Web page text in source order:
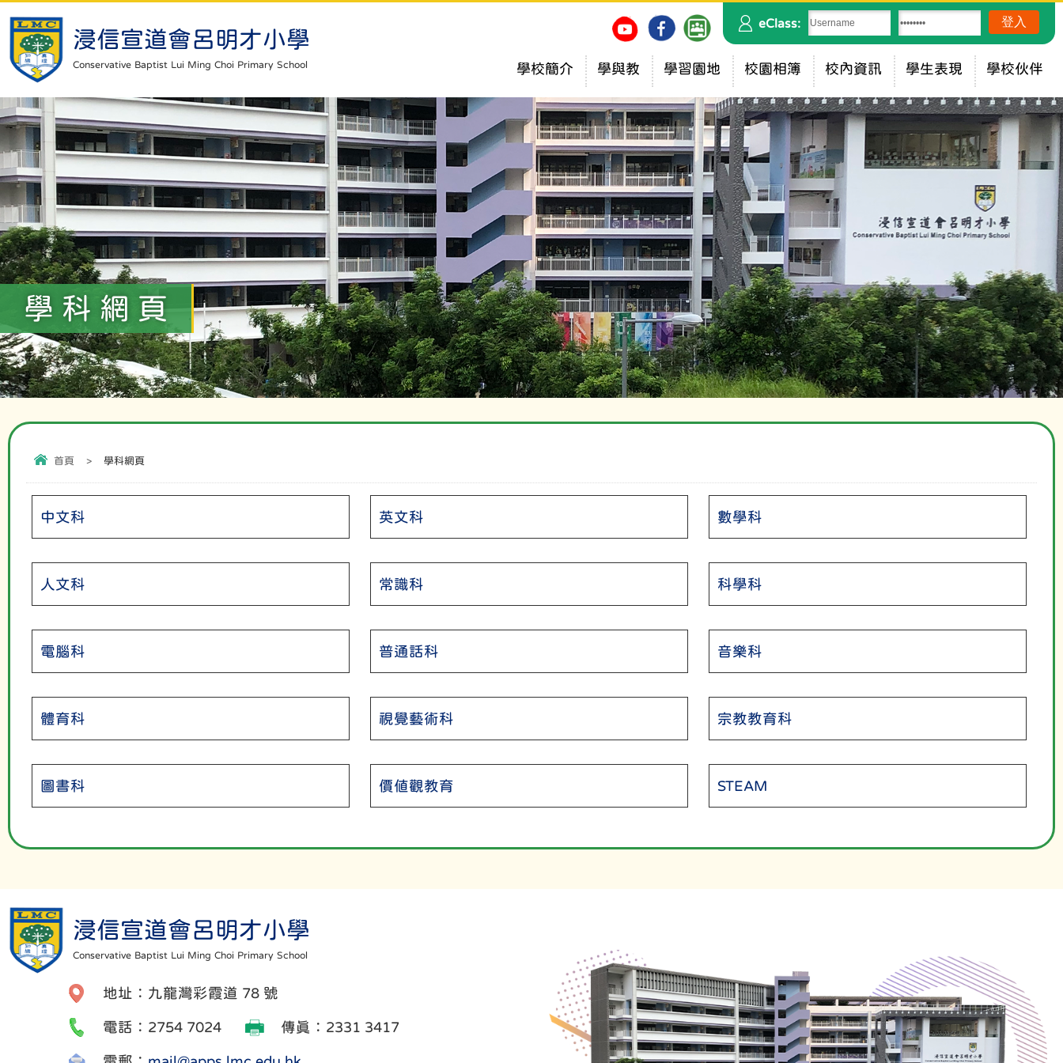
浸信宣道會呂明才小學
Conservative Baptist Lui Ming Choi Primary School
eClass:
學校簡介 學與教 學習園地 校園相簿 校內資訊 學生表現 學校伙伴
學科網頁
首頁 > 學科網頁
中文科 英文科 數學科
人文科 常識科 科學科
電腦科 普通話科 音樂科
體育科 視覺藝術科 宗教教育科
圖書科 價值觀教育 STEAM
浸信宣道會呂明才小學
Conservative Baptist Lui Ming Choi Primary School
地址：九龍灣彩霞道 78 號
電話：2754 7024 傳真：2331 3417